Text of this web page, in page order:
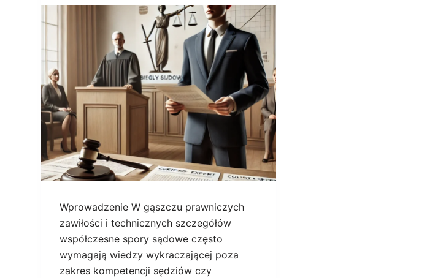
Wprowadzenie W gąszczu prawniczych
zawiłości i technicznych szczegółów
współczesne spory sądowe często
wymagają wiedzy wykraczającej poza
zakres kompetencji sędziów czy